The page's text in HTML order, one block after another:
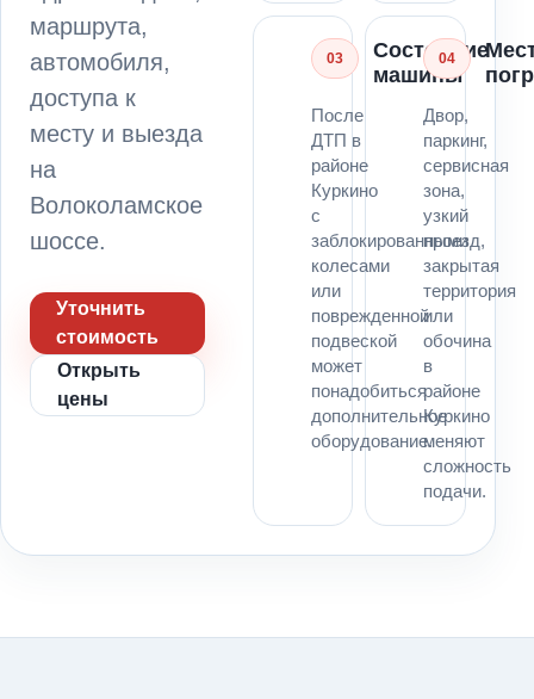
маршрута,
автомобиля,
доступа к
месту и выезда
на
Волоколамское
шоссе.
Уточнить
стоимость
Открыть
цены
03
Состояние
машины
После
ДТП в
районе
Куркино
с
заблокированными
колесами
или
поврежденной
подвеской
может
понадобиться
дополнительное
оборудование.
04
Двор,
паркинг,
сервисная
зона,
узкий
проезд,
закрытая
территория
или
обочина
в
районе
Куркино
меняют
сложность
подачи.